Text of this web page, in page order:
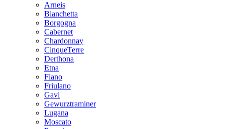
Arneis
Bianchetta
Borgogna
Cabernet
Chardonnay
CinqueTerre
Derthona
Etna
Fiano
Friulano
Gavi
Gewurztraminer
Lugana
Moscato